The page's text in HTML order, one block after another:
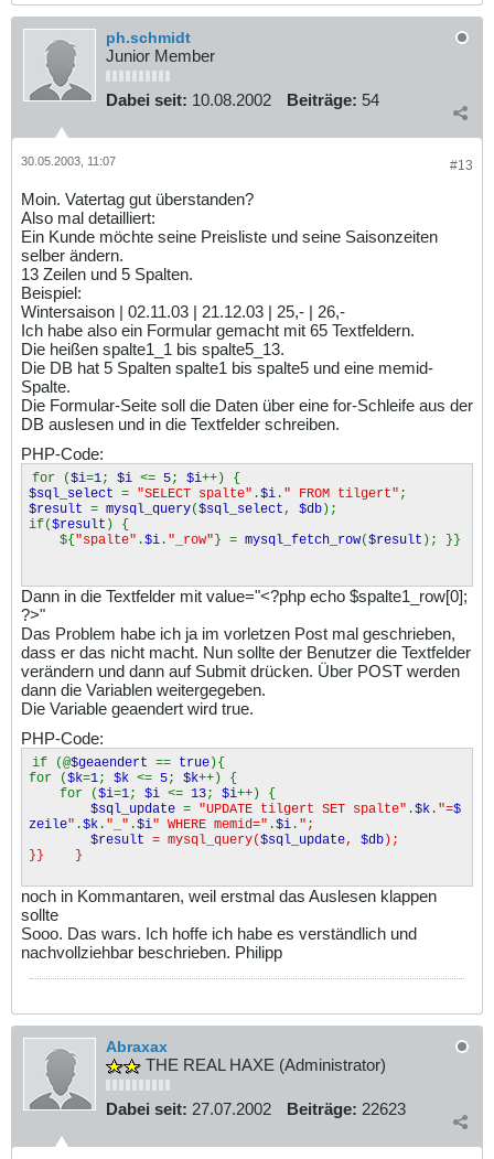
ph.schmidt
Junior Member
Dabei seit: 10.08.2002 Beiträge: 54
#13
30.05.2003, 11:07
Moin. Vatertag gut überstanden?
Also mal detailliert:
Ein Kunde möchte seine Preisliste und seine Saisonzeiten
selber ändern.
13 Zeilen und 5 Spalten.
Beispiel:
Wintersaison | 02.11.03 | 21.12.03 | 25,- | 26,-
Ich habe also ein Formular gemacht mit 65 Textfeldern.
Die heißen spalte1_1 bis spalte5_13.
Die DB hat 5 Spalten spalte1 bis spalte5 und eine memid-
Spalte.
Die Formular-Seite soll die Daten über eine for-Schleife aus der
DB auslesen und in die Textfelder schreiben.
PHP-Code:
for ($i=1; $i <= 5; $i++) {
$sql_select = "SELECT spalte" .$i . " FROM tilgert" ;
$result = mysql_query($sql_select, $db );
if($result ) {
${ "spalte" .$i . "_row" } = mysql_fetch_row($result ); }}
Dann in die Textfelder mit value="<?php echo $spalte1_row[0];
?>"
Das Problem habe ich ja im vorletzen Post mal geschrieben,
dass er das nicht macht. Nun sollte der Benutzer die Textfelder
verändern und dann auf Submit drücken. Über POST werden
dann die Variablen weitergegeben.
Die Variable geaendert wird true.
PHP-Code:
if (@$geaendert == true ){
for ($k=1; $k <= 5; $k++) {
for ($i=1; $i <= 13; $i++) {
$sql_update = "UPDATE tilgert SET spalte" .$k . "=$
zeile" .$k . "_" .$i" WHERE memid=" .$i . ";
$result = mysql_query($sql_update, $db );
}} }
noch in Kommantaren, weil erstmal das Auslesen klappen
sollte
Sooo. Das wars. Ich hoffe ich habe es verständlich und
nachvollziehbar beschrieben. Philipp
Abraxax
THE REAL HAXE (Administrator)
Dabei seit: 27.07.2002 Beiträge: 22623